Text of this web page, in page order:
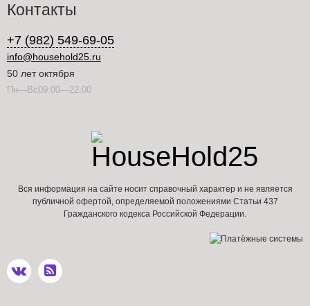
Контакты
+7 (982) 549-69-05
info@household25.ru
50 лет октября
Пн—Вс09:00—22:00
Вся информация на сайте носит справочный характер и не является
публичной офертой, определяемой положениями Статьи 437
Гражданского кодекса Российской Федерации.